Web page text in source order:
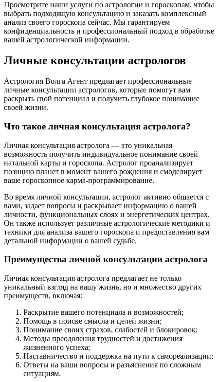
Просмотрите наши услуги по астрологии и гороскопам, чтобы
выбрать подходящую консультацию и заказать комплексный
анализ своего гороскопа сейчас. Мы гарантируем
конфиденциальность и профессиональный подход в обработке
вашей астрологической информации.
Личные консультации астрологов
Астрология Волга Агент предлагает профессиональные
личные консультации астрологов, которые помогут вам
раскрыть свой потенциал и получить глубокое понимание
своей жизни.
Что такое личная консультация астролога?
Личная консультация астролога — это уникальная
возможность получить индивидуальное понимание своей
натальной карты и гороскопа. Астролог проанализирует
позицию планет в момент вашего рождения и смоделирует
ваше гороскопное карма-программирование.
Во время личной консультации, астролог активно общается с
вами, задает вопросы и раскрывает информацию о вашей
личности, функциональных слоях и энергетических центрах.
Он также использует различные астрологические методики и
техники для анализа вашего гороскопа и предоставления вам
детальной информации о вашей судьбе.
Преимущества личной консультации астролога
Личная консультация астролога предлагает не только
уникальный взгляд на вашу жизнь, но и множество других
преимуществ, включая:
Раскрытие вашего потенциала и возможностей;
Помощь в поиске смысла и целей жизни;
Понимание своих страхов, слабостей и блокировок;
Методы преодоления трудностей и достижения
жизненного успеха;
Наставничество и поддержка на пути к самореализации;
Ответы на ваши вопросы и разъяснения по сложным
ситуациям.